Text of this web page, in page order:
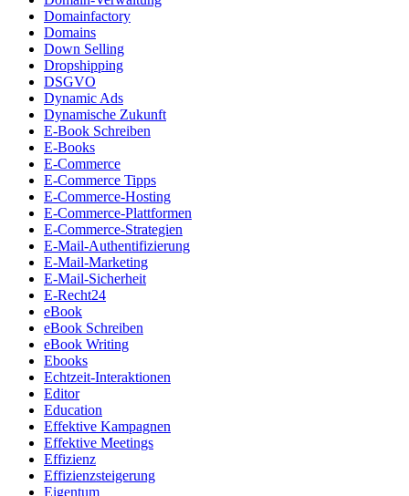
Domainfactory
Domains
Down Selling
Dropshipping
DSGVO
Dynamic Ads
Dynamische Zukunft
E-Book Schreiben
E-Books
E-Commerce
E-Commerce Tipps
E-Commerce-Hosting
E-Commerce-Plattformen
E-Commerce-Strategien
E-Mail-Authentifizierung
E-Mail-Marketing
E-Mail-Sicherheit
E-Recht24
eBook
eBook Schreiben
eBook Writing
Ebooks
Echtzeit-Interaktionen
Editor
Education
Effektive Kampagnen
Effektive Meetings
Effizienz
Effizienzsteigerung
Eigentum